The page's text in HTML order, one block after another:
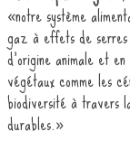
«notre système
gaz à effets de serres
d’origine animale et
végétaux comme les
biodiversité à travers
durables.»